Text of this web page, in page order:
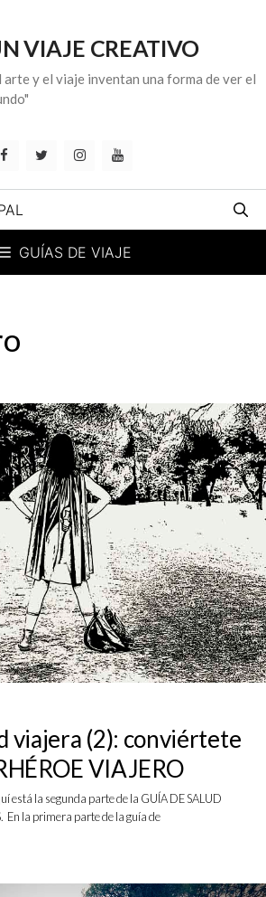
VIAJE CREATIVO
arte y el viaje inventan una forma de ver el
GUÍAS DE VIAJE
viajera (2): conviértete
VIAJERO
está la segunda parte de la GUÍA DE SALUD
En la primera parte de la guía de